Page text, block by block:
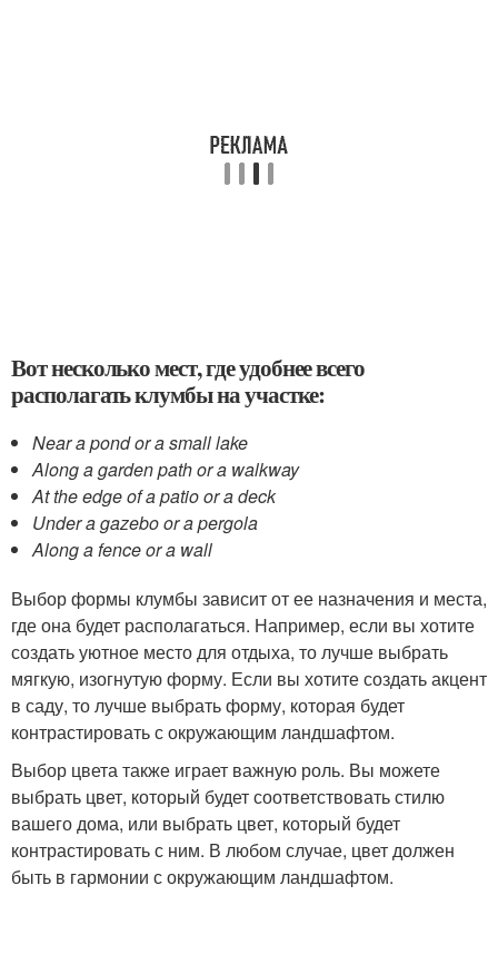
Вот несколько мест, где удобнее всего
располагать клумбы на участке:
Near a pond or a small lake
Along a garden path or a walkway
At the edge of a patio or a deck
Under a gazebo or a pergola
Along a fence or a wall
Выбор формы клумбы зависит от ее назначения и места,
где она будет располагаться. Например, если вы хотите
создать уютное место для отдыха, то лучше выбрать
мягкую, изогнутую форму. Если вы хотите создать акцент
в саду, то лучше выбрать форму, которая будет
контрастировать с окружающим ландшафтом.
Выбор цвета также играет важную роль. Вы можете
выбрать цвет, который будет соответствовать стилю
вашего дома, или выбрать цвет, который будет
контрастировать с ним. В любом случае, цвет должен
быть в гармонии с окружающим ландшафтом.